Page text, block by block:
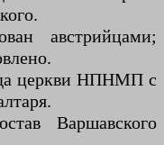
австрийцами;
церкви НПНМП с
Варшавского